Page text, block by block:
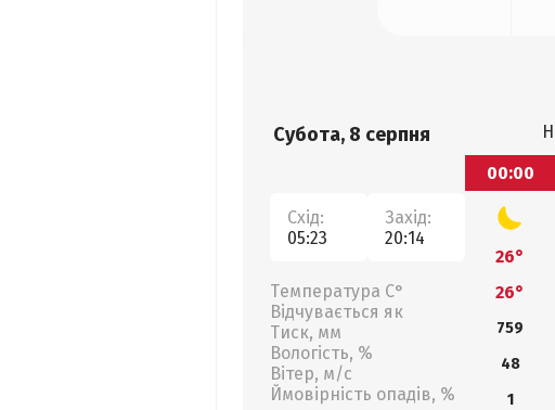
Субота, 8 серпня
Схід:
05:23
Захід:
20:14
Температура С°
Відчувається як
Тиск, мм
Вологість, %
Вітер, м/с
Ймовірність опадів, %
00:00
26°
26°
759
48
1